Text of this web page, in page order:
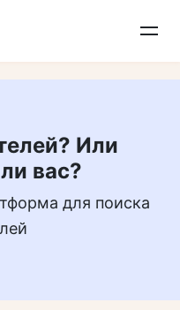
нас в MAX
Или
вас?
для поиска